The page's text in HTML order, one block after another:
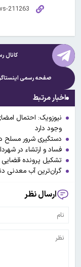
کانال
صفحه رسمی
اخبار مرتبط
نیوزویک: احتمال
وجود دارد
دستگیری شرور مسلح
فساد و ارتشاء در شهرداری
تشکیل پرونده قضایی
گران‌ترین آب معدنی
ارسال نظر